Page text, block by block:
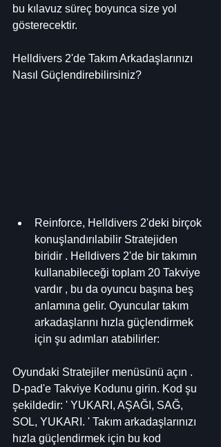
bu kılavuz süreç boyunca size yol
gösterecektir.
Helldivers 2'de Takım Arkadaşlarınızı
Nasıl Güçlendirebilirsiniz?
Reinforce, Helldivers 2'deki birçok
konuşlandırılabilir Stratejiden
biridir . Helldivers 2'de bir takımın
kullanabileceği toplam 20 Takviye
vardır , bu da oyuncu başına beş
anlamına gelir. Oyuncular takım
arkadaşlarını hızla güçlendirmek
için şu adımları atabilirler:
Oyundaki Stratejiler menüsünü açın .
D-pad'e Takviye Kodunu girin. Kod şu
şekildedir: ' YUKARI, AŞAĞI, SAĞ,
SOL, YUKARI. ' Takım arkadaşlarınızı
hızla güçlendirmek için bu kod